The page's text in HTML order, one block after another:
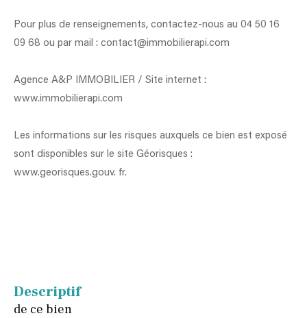
Pour plus de renseignements, contactez-nous au 04 50 16
09 68 ou par mail : contact@immobilierapi.com
Agence A&P IMMOBILIER / Site internet :
www.immobilierapi.com
Les informations sur les risques auxquels ce bien est exposé
sont disponibles sur le site Géorisques :
www.georisques.gouv. fr.
descriptif
de ce bien